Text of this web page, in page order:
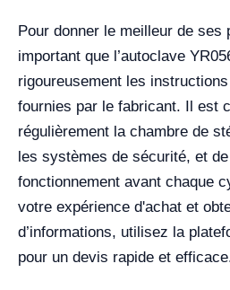
Pour donner le meilleur de ses
important que l’autoclave
rigoureusement les
fournies par le fabricant. Il est
régulièrement la chambre de
les systèmes de sécurité, et
fonctionnement avant chaque
votre expérience d'achat et
d’informations, utilisez la
pour un devis rapide et